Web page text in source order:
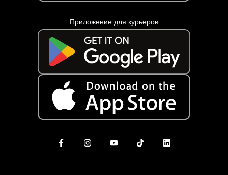
Приложение для курьеров